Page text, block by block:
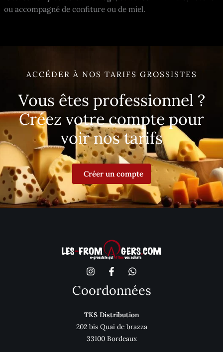
ou accompagné de confiture ou de miel.
ACCÉDER À NOS TARIFS GROSSISTES
Vous êtes professionnel ?
Créez votre compte pour
voir nos tarifs
Créer un compte
Coordonnées
TKS Distribution
202 bis Quai de brazza
33100 Bordeaux